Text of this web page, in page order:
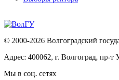
© 2000-2026 Волгоградский
Адрес: 400062, г. Волгоград, пр-т
Мы в соц. сетях